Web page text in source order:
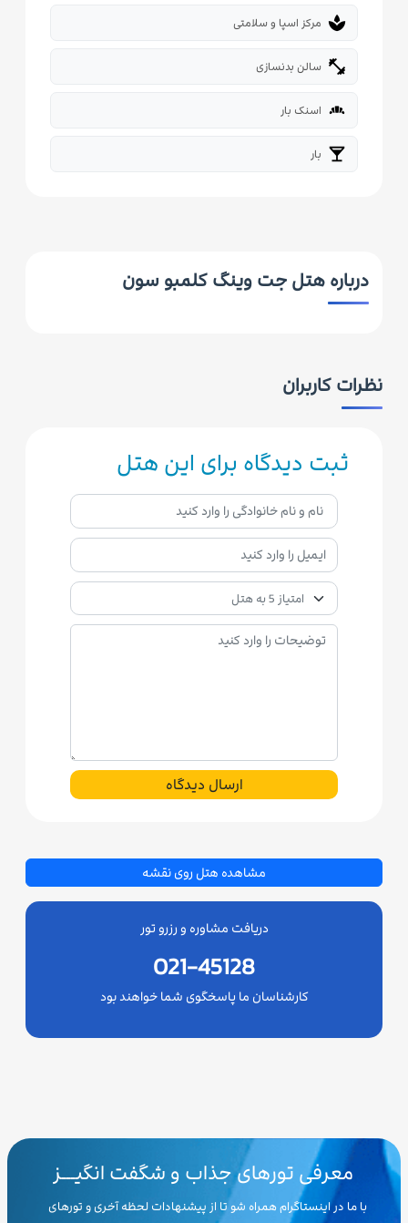
spa مرکز اسپا و سلامتی
fitness_center سالن بدنسازی
bakery_dining اسنک بار
local_bar بار
درباره هتل جت وینگ کلمبو سون
نظرات کاربران
ثبت دیدگاه برای این هتل
ارسال دیدگاه
مشاهده هتل روی نقشه
دریافت مشاوره و رزرو تور
021-45128
کارشناسان ما پاسخگوی شما خواهند بود
معرفی تورهای جذاب و شگفت انگیـــز
با ما در اینستاگرام همراه شو تا از پیشنهادات لحظه آخری و تورهای